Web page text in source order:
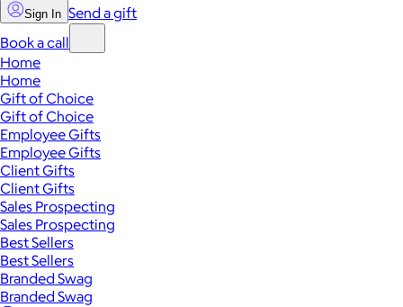
Sign In Send a gift
Book a call
Home
Home
Gift of Choice
Gift of Choice
Employee Gifts
Employee Gifts
Client Gifts
Client Gifts
Sales Prospecting
Sales Prospecting
Best Sellers
Best Sellers
Branded Swag
Branded Swag